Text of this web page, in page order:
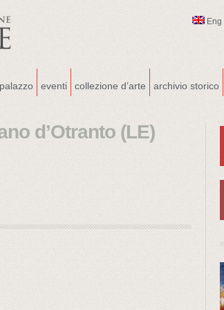
Eng
palazzo eventi collezione d’arte archivio storico
d’Otranto (LE)